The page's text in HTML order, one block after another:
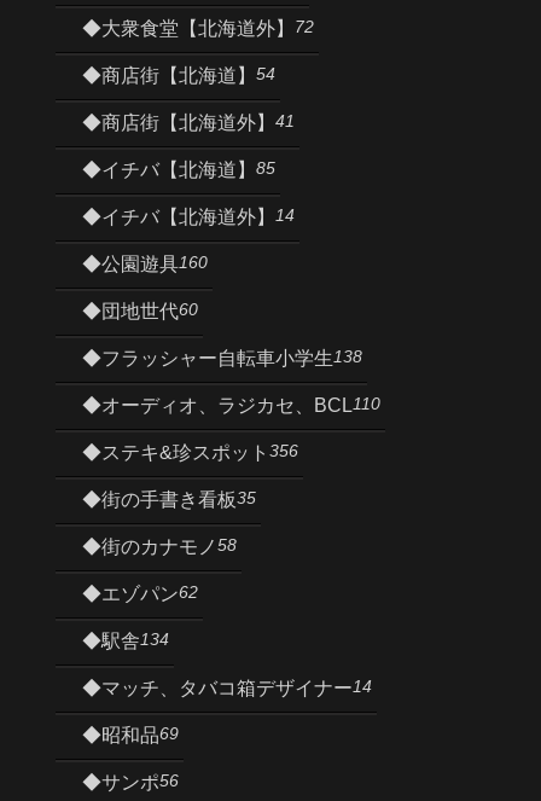
◆大衆食堂【北海道外】 72
◆商店街【北海道】 54
◆商店街【北海道外】 41
◆イチバ【北海道】 85
◆イチバ【北海道外】 14
◆公園遊具160
◆団地世代60
◆フラッシャー自転車小学生138
◆オーディオ、ラジカセ、BCL110
◆ステキ&珍スポット 356
◆街の手書き看板35
◆街のカナモノ58
◆エゾパン62
◆駅舎134
◆マッチ、タバコ箱デザイナー14
◆昭和品69
◆サンポ56